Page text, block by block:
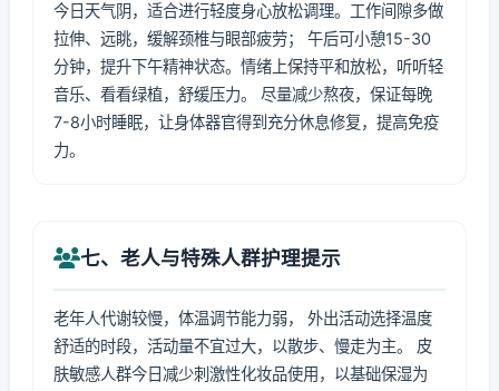
今日天气阴，适合进行轻度身心放松调理。工作间隙多做
拉伸、远眺，缓解颈椎与眼部疲劳； 午后可小憩15-30
分钟，提升下午精神状态。情绪上保持平和放松，听听轻
音乐、看看绿植，舒缓压力。 尽量减少熬夜，保证每晚
7-8小时睡眠，让身体器官得到充分休息修复，提高免疫
力。
七、老人与特殊人群护理提示
老年人代谢较慢，体温调节能力弱， 外出活动选择温度
舒适的时段，活动量不宜过大，以散步、慢走为主。 皮
肤敏感人群今日减少刺激性化妆品使用，以基础保湿为